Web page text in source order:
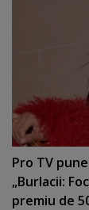
Pro TV
„Burlacii:
premiu de